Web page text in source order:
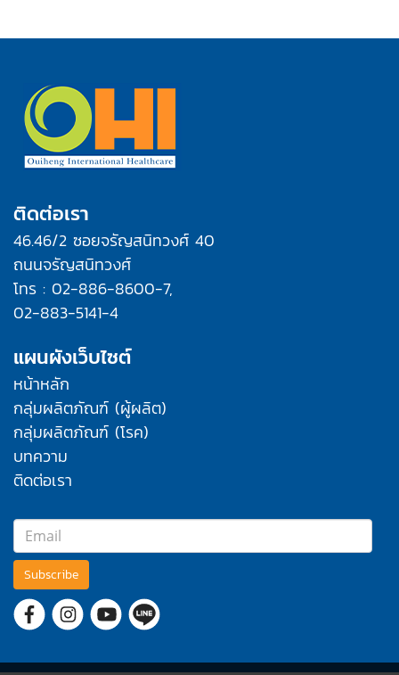
ติดต่อเรา
46.46/2 ซอยจรัญสนิทวงศ์ 40
ถนนจรัญสนิทวงศ์
โทร : 02-886-8600-7,
02-883-5141-4
แผนผังเว็บไซต์
หน้าหลัก
กลุ่มผลิตภัณฑ์ (ผู้ผลิต)
กลุ่มผลิตภัณฑ์ (โรค)
บทความ
ติดต่อเรา
Subscribe